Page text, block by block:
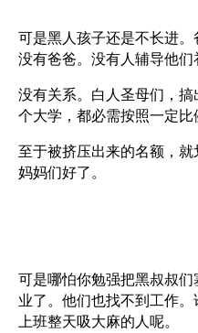
可是黑人孩子还是不长进
没有爸爸。没有人辅导他们
没有关系。白人圣母们，
个大学，都必需按照一定比
至于被挤压出来的名额，
妈妈们好了。
可是哪怕你勉强把黑叔叔
业了。他们也找不到工作
上班整天吸大麻的人呢。